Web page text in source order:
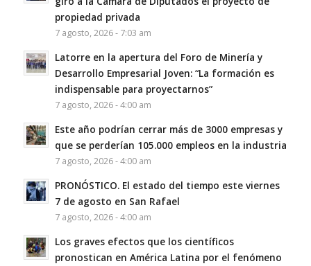
propiedad privada
7 agosto, 2026 - 7:03 am
Latorre en la apertura del Foro de Minería y
Desarrollo Empresarial Joven: “La formación es
indispensable para proyectarnos”
7 agosto, 2026 - 4:00 am
Este año podrían cerrar más de 3000 empresas y
que se perderían 105.000 empleos en la industria
7 agosto, 2026 - 4:00 am
PRONÓSTICO. El estado del tiempo este viernes
7 de agosto en San Rafael
7 agosto, 2026 - 4:00 am
Los graves efectos que los científicos
pronostican en América Latina por el fenómeno